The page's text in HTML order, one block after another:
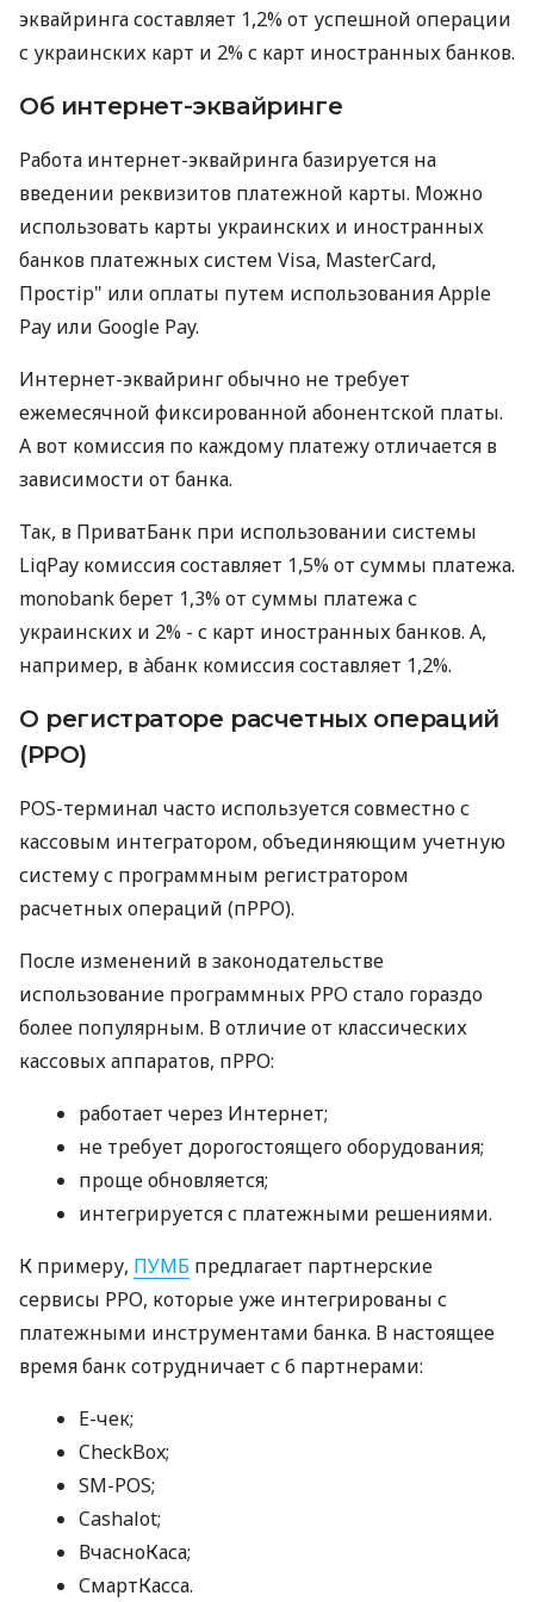
эквайринга составляет 1,2% от успешной операции
с украинских карт и 2% с карт иностранных банков.
Об интернет-эквайринге
Работа интернет-эквайринга базируется на
введении реквизитов платежной карты. Можно
использовать карты украинских и иностранных
банков платежных систем Visa, MasterCard,
Простір" или оплаты путем использования Apple
Pay или Google Pay.
Интернет-эквайринг обычно не требует
ежемесячной фиксированной абонентской платы.
А вот комиссия по каждому платежу отличается в
зависимости от банка.
Так, в ПриватБанк при использовании системы
LiqPay комиссия составляет 1,5% от суммы платежа.
monobank берет 1,3% от суммы платежа с
украинских и 2% - с карт иностранных банков. А,
например, в àбанк комиссия составляет 1,2%.
О регистраторе расчетных операций
(РРО)
POS-терминал часто используется совместно с
кассовым интегратором, объединяющим учетную
систему с программным регистратором
расчетных операций (пРРО).
После изменений в законодательстве
использование программных РРО стало гораздо
более популярным. В отличие от классических
кассовых аппаратов, пРРО:
работает через Интернет;
не требует дорогостоящего оборудования;
проще обновляется;
интегрируется с платежными решениями.
К примеру, ПУМБ предлагает партнерские
сервисы РРО, которые уже интегрированы с
платежными инструментами банка. В настоящее
время банк сотрудничает с 6 партнерами:
E-чек;
CheckBox;
SM-POS;
Cashalot;
ВчасноКаса;
СмартКасса.